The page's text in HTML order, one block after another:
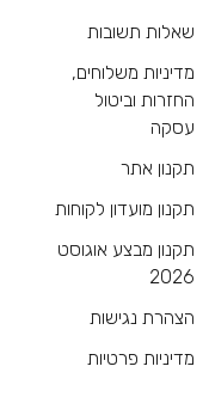
שאלות תשובות
מדיניות משלוחים,
החזרות וביטול
עסקה
תקנון אתר
תקנון מועדון לקוחות
תקנון מבצע אוגוסט
2026
הצהרת נגישות
מדיניות פרטיות